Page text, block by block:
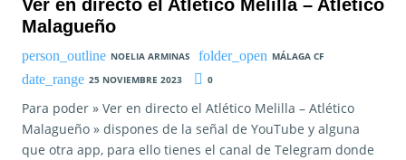
Ver en directo el Atlético Melilla – Atlético
Malagueño
NOELIA ARMINAS
MÁLAGA CF
25 NOVIEMBRE 2023
0
Para poder » Ver en directo el Atlético Melilla – Atlético
Malagueño » dispones de la señal de YouTube y alguna
que otra app, para ello tienes el canal de Telegram donde